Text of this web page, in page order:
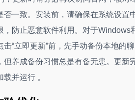
否一致。安装前，请确保在系统设置
防止恶意软件利用。对于
“立即更新”前，先手动备份本地的
但养成备份习惯总是有备无患。更
并运行 。